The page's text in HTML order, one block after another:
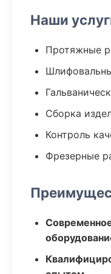
Наши
Протяжные
Сборка
Контроль
Фрезерные